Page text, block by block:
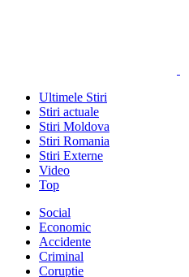
Ultimele Stiri
Stiri actuale
Stiri Moldova
Stiri Romania
Stiri Externe
Video
Top
Social
Economic
Accidente
Criminal
Coruptie